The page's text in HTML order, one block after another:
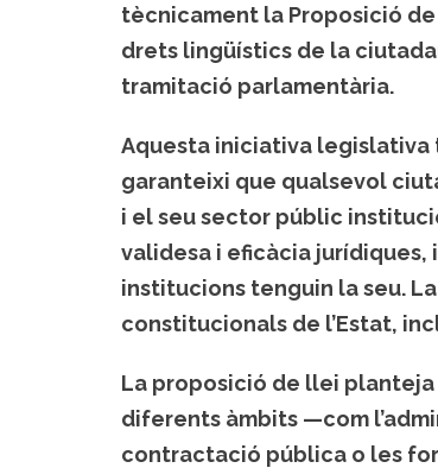
tècnicament la Proposició
drets lingüístics de la
tramitació parlamentària.
Aquesta iniciativa legislativa
garanteixi que qualsevol
i el seu sector públic
validesa i eficàcia
institucions tenguin la seu.
constitucionals de l’Estat,
La proposició de llei
diferents àmbits —com
contractació pública o les